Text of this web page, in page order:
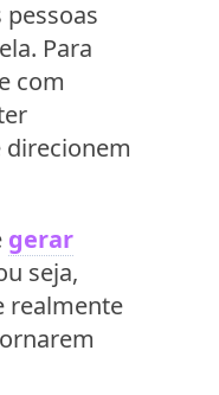
Para
com
direcionem
gerar
seja,
realmente